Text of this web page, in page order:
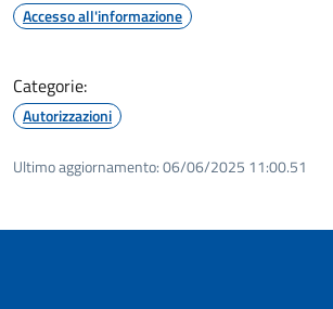
Accesso all'informazione
Categorie:
Autorizzazioni
Ultimo aggiornamento:06/06/2025 11:00.51